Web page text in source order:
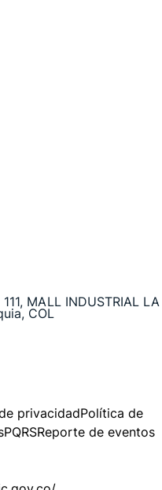
MALL INDUSTRIAL LA
COL
privacidadPolítica de
PQRSReporte de eventos